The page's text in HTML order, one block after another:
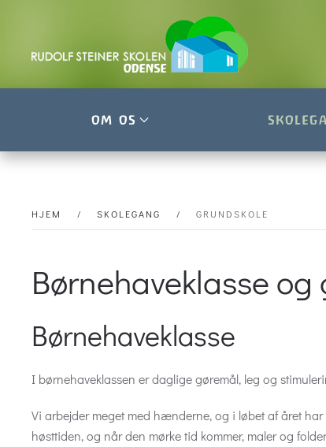
OM OS
HJEM SKOLEGANG GRUNDSKOLE
Børnehaveklasse
Børnehaveklasse
I børnehaveklassen er daglige gøremål, leg og
Vi arbejder meget med hænderne, og i løbet af året
høsttiden, og når den mørke tid kommer, maler og